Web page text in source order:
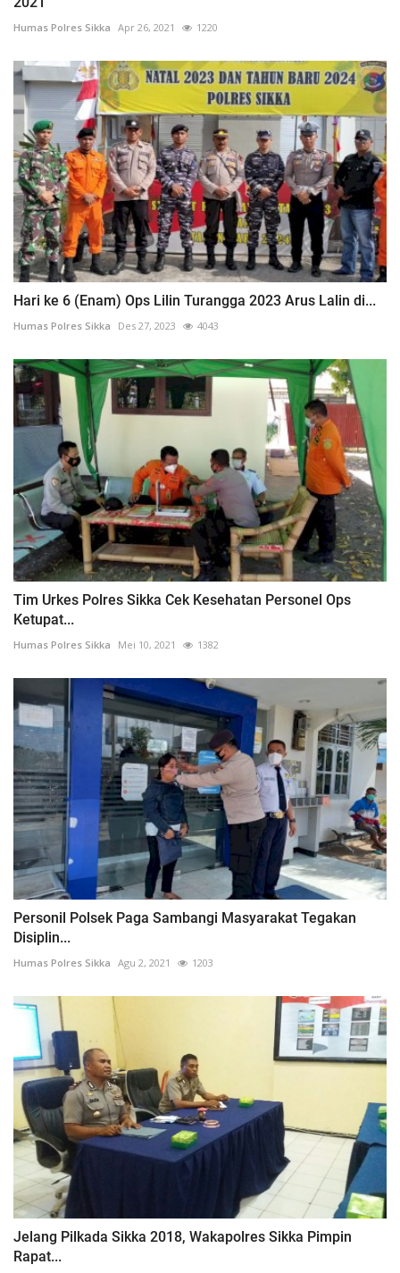
Humas Polres Sikka Apr 26, 2021 1220
Hari ke 6 (Enam) Ops Lilin Turangga 2023 Arus Lalin di...
Humas Polres Sikka Des 27, 2023 4043
Tim Urkes Polres Sikka Cek Kesehatan Personel Ops
Ketupat...
Humas Polres Sikka Mei 10, 2021 1382
Personil Polsek Paga Sambangi Masyarakat Tegakan
Disiplin...
Humas Polres Sikka Agu 2, 2021 1203
Jelang Pilkada Sikka 2018, Wakapolres Sikka Pimpin
Rapat...